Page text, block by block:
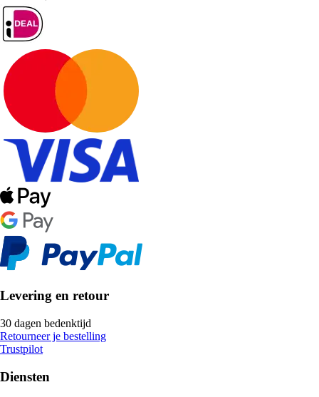
Levering en retour
30 dagen bedenktijd
Retourneer je bestelling
Trustpilot
Diensten